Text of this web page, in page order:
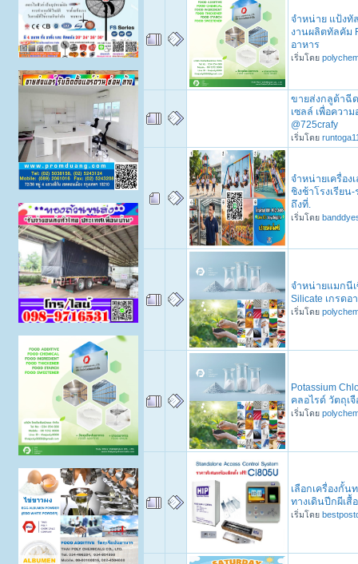
จำหน่าย แป้งทั
งานผลิตทัลคัม
อาหาร
เริ่มโดย
ขายส่งกลูต้าฉี
เซลล์ เพื่อความ
@725crafy
เริ่มโดย
จำหน่ายเครื่อง
ชิงช้าโรงเรียน
ถึงที่.
เริ่มโดย
จำหน่ายแมกนีเ
Silicate เกรดอ
เริ่มโดย
Potassium
คลอไรด์ วัตถุเ
เริ่มโดย
เลือกเครื่องกั้น
ทางเดินปีกผีเสื้
เริ่มโดย